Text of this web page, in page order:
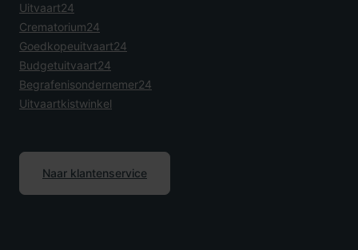
Uitvaart24
Crematorium24
Goedkopeuitvaart24
Budgetuitvaart24
Begrafenisondernemer24
Uitvaartkistwinkel
Naar klantenservice